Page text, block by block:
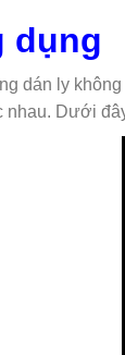
dụng
dán ly
nhau. Dưới